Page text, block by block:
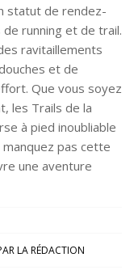
statut de rendez-
running et de trail.
ravitaillements
et de
Que vous soyez
les Trails de la
à pied inoubliable
pas cette
une aventure
LA RÉDACTION